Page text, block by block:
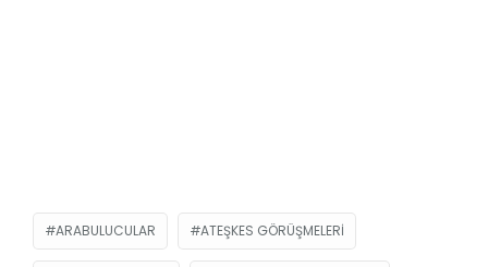
ARABULUCULAR ATEŞKES GÖRÜŞMELERI